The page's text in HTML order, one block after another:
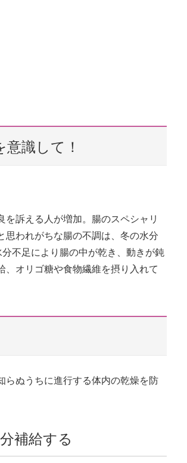
識して！
訴える人が増加。腸のスペシャリ
思われがちな腸の不調は、冬の水分
不⾜により腸の中が乾き、動きが鈍
、オリゴ糖や食物繊維を摂り入れて
らぬうちに進行する体内の乾燥を防
補給する